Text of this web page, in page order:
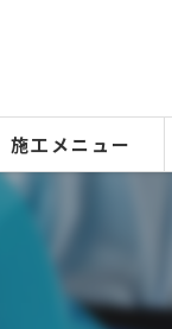
施工メニュー
【オール電化設置済
【ガス設備のケース